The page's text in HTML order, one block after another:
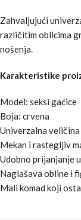
Zahvaljujući
različitim oblicima
nošenja.
Karakteristike
Model: seksi gaćice
Boja: crvena
Univerzalna veličina
Mekan i rastegljiv
Udobno prijanjanje
Naglašava obline i
Mali komad koji